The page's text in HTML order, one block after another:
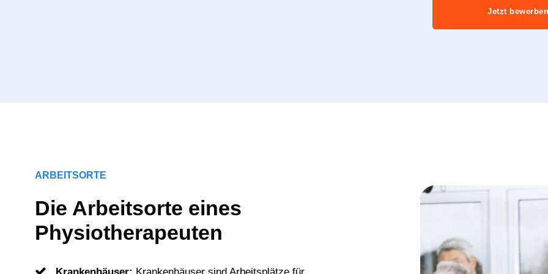
Jetzt bewerben
ARBEITSORTE
Die Arbeitsorte eines
Physiotherapeuten